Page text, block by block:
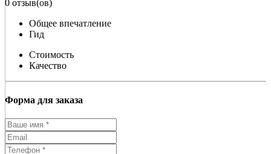
0 отзыв(ов)
Общее впечатление
Гид
Стоимость
Качество
Форма для заказа